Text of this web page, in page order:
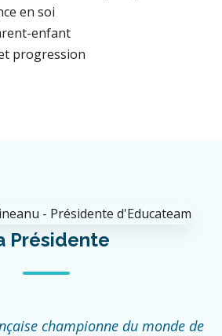
en soi
enfant
progression
Présidente
championne du monde de